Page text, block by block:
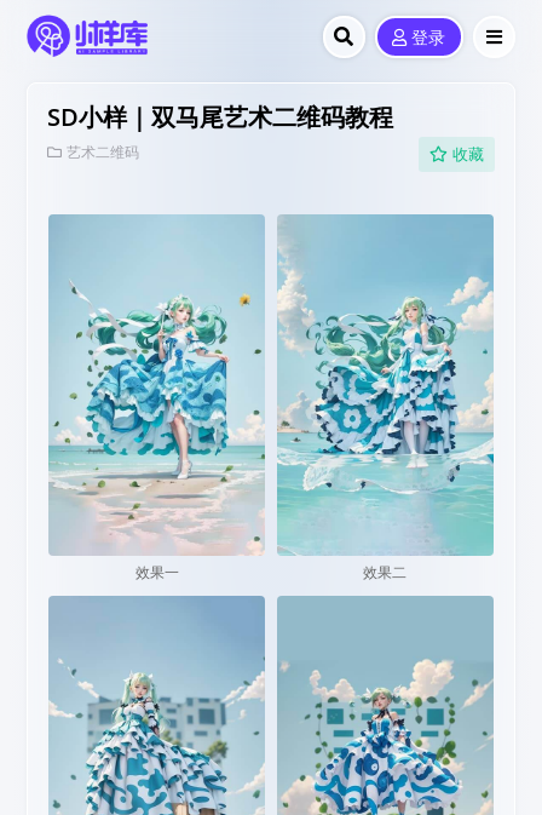
登录
SD小样｜双马尾艺术二维码教程
艺术二维码 收藏
效果一 效果二